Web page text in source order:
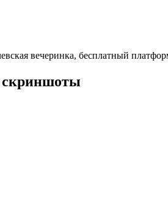
вечеринка, бесплатный